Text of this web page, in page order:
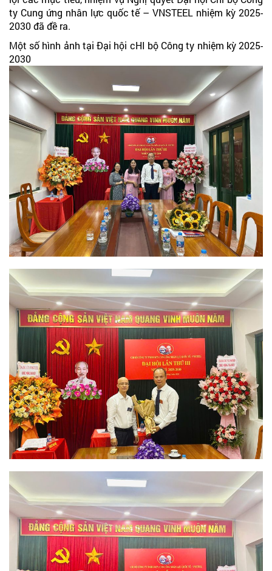
ty Cung ứng nhân lực quốc tế – VNSTEEL nhiệm kỳ 2025-
2030 đã đề ra.
Một số hình ảnh tại Đại hội cHI bộ Công ty nhiệm kỳ 2025-
2030